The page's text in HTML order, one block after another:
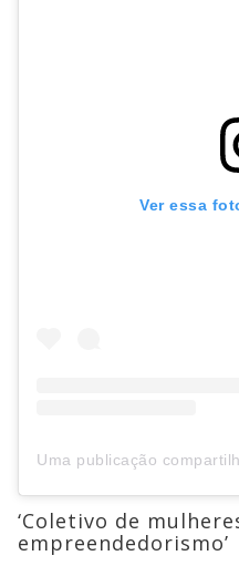
Ver essa
‘Coletivo de
empreendedorismo’